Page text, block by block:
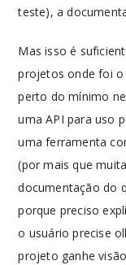
teste), a
Mas isso é
projetos onde foi o
perto do mínimo
uma API para uso
uma ferramenta
(por mais que
documentação do
porque preciso
o usuário precise
projeto ganhe